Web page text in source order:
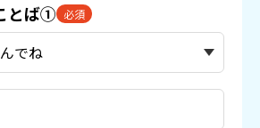
とば① 必須